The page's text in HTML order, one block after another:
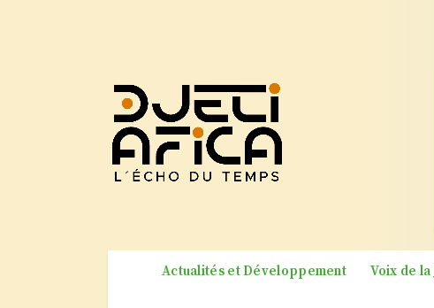
Actualités et Développement Voix de la